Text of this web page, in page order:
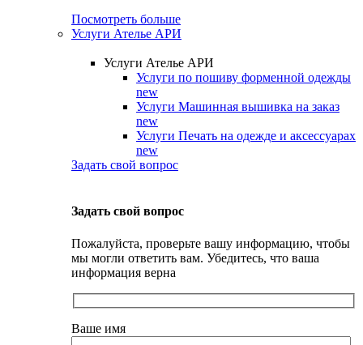
Посмотреть больше
Услуги Ателье АРИ
Услуги Ателье АРИ
Услуги по пошиву форменной одежды
new
Услуги Машинная вышивка на заказ
new
Услуги Печать на одежде и аксессуарах
new
Задать свой вопрос
Задать свой вопрос
Пожалуйста, проверьте вашу информацию, чтобы
мы могли ответить вам. Убедитесь, что ваша
информация верна
Ваше имя